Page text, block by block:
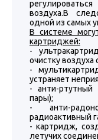
воздуха.В
одной из самых
В системе
картриджей:
-
очистку воздуха
-
устраняет
- анти-ртутный
пары);
- анти-
радиоактивный
- картридж,
летучих